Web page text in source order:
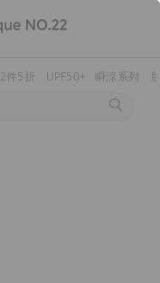
2件5折 UPF50+ 瞬涼系列